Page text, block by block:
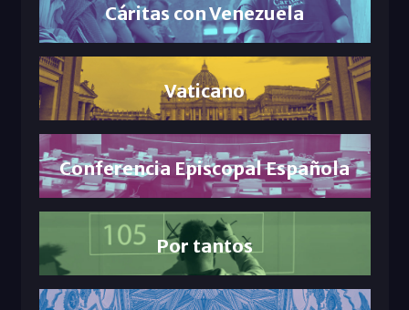
Cáritas con Venezuela
Vaticano
Conferencia Episcopal Española
Por tantos